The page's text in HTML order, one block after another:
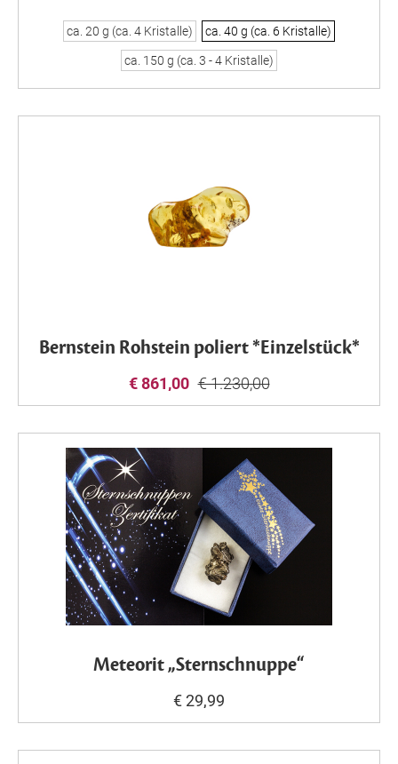
ca. 20 g (ca. 4 Kristalle) ca. 40 g (ca. 6 Kristalle)
ca. 150 g (ca. 3 - 4 Kristalle)
Bernstein Rohstein poliert *Einzelstück*
€ 861,00 € 1.230,00
Meteorit „Sternschnuppe“
€ 29,99